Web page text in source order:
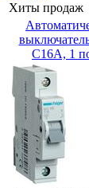
Хиты продаж
C16A, 1